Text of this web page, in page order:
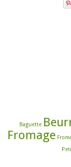
Baguette
Fromage